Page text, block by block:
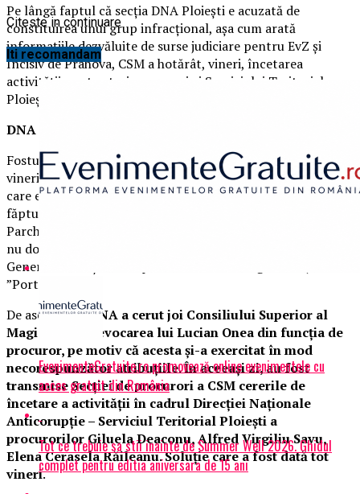
Pe lângă faptul că secţia DNA Ploieşti e acuzată de
constituirea unui grup infracţional, așa cum arată
informațiile dezvăluite de surse judiciare pentru EvZ și
Incisiv de Prahova, CSM a hotărât, vineri, încetarea
activității pentru trei procurori ai Serviciului Teritorial
Ploiești.
DNA și CSM s-au mișcat rapid
Fostul şef al DNA Ploieşti, Lucian Onea, s-a prezentat
vineri la Parchetul General, pentru a fi audiat în dosarul în
care este acuzat de complicitate la favorizarea
făptuitorului şi cercetare abuzivă. La intrarea în sediul
Parchetului General, Lucian Onea le-a spus jurnaliştilor că
nu doreşte să facă declaraţii. Tot vineri, la Parchetul
General a fost și fostul procuror Mircea Negulescu (zis
”Portocală”).
De asemenea,DNA a cerut joi Consiliului Superior al
Magistraturii revocarea lui Lucian Onea din funcţia de
procuror, pe motiv că acesta şi-a exercitat în mod
necorespunzător atribuţiile. În aceeaşi zi, au fost
transmise Secţiei de procurori a CSM cererile de
încetare a activităţii în cadrul Direcţiei Naţionale
Anticorupţie – Serviciul Teritorial Ploieşti a
procurorilor Giluela Deaconu, Alfred Virgiliu Savu,
Elena Cerasela Răileanu. Soluție care a fost dată tot
vineri.
Citeste in continuare
Iti recomandam
EvenimenteGratuite.ro promovează online evenimentele cu
acces gratuit din România
Tot ce trebuie sa stii inainte de Summer Well 2026. Ghidul
complet pentru editia aniversara de 15 ani